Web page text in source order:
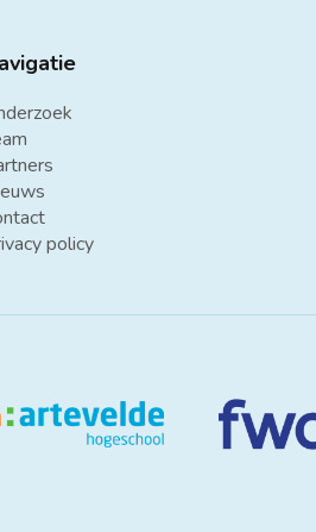
policy